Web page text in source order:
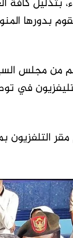
بتذليل
بدورها
مجلس
في
التلفزيون